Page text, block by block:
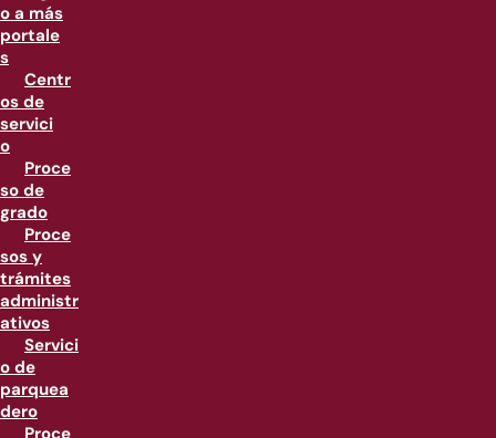
o a más
portale
s
Centr
os de
servici
o
Proce
so de
grado
Proce
sos y
trámites
administr
ativos
Servici
o de
parquea
dero
Proce